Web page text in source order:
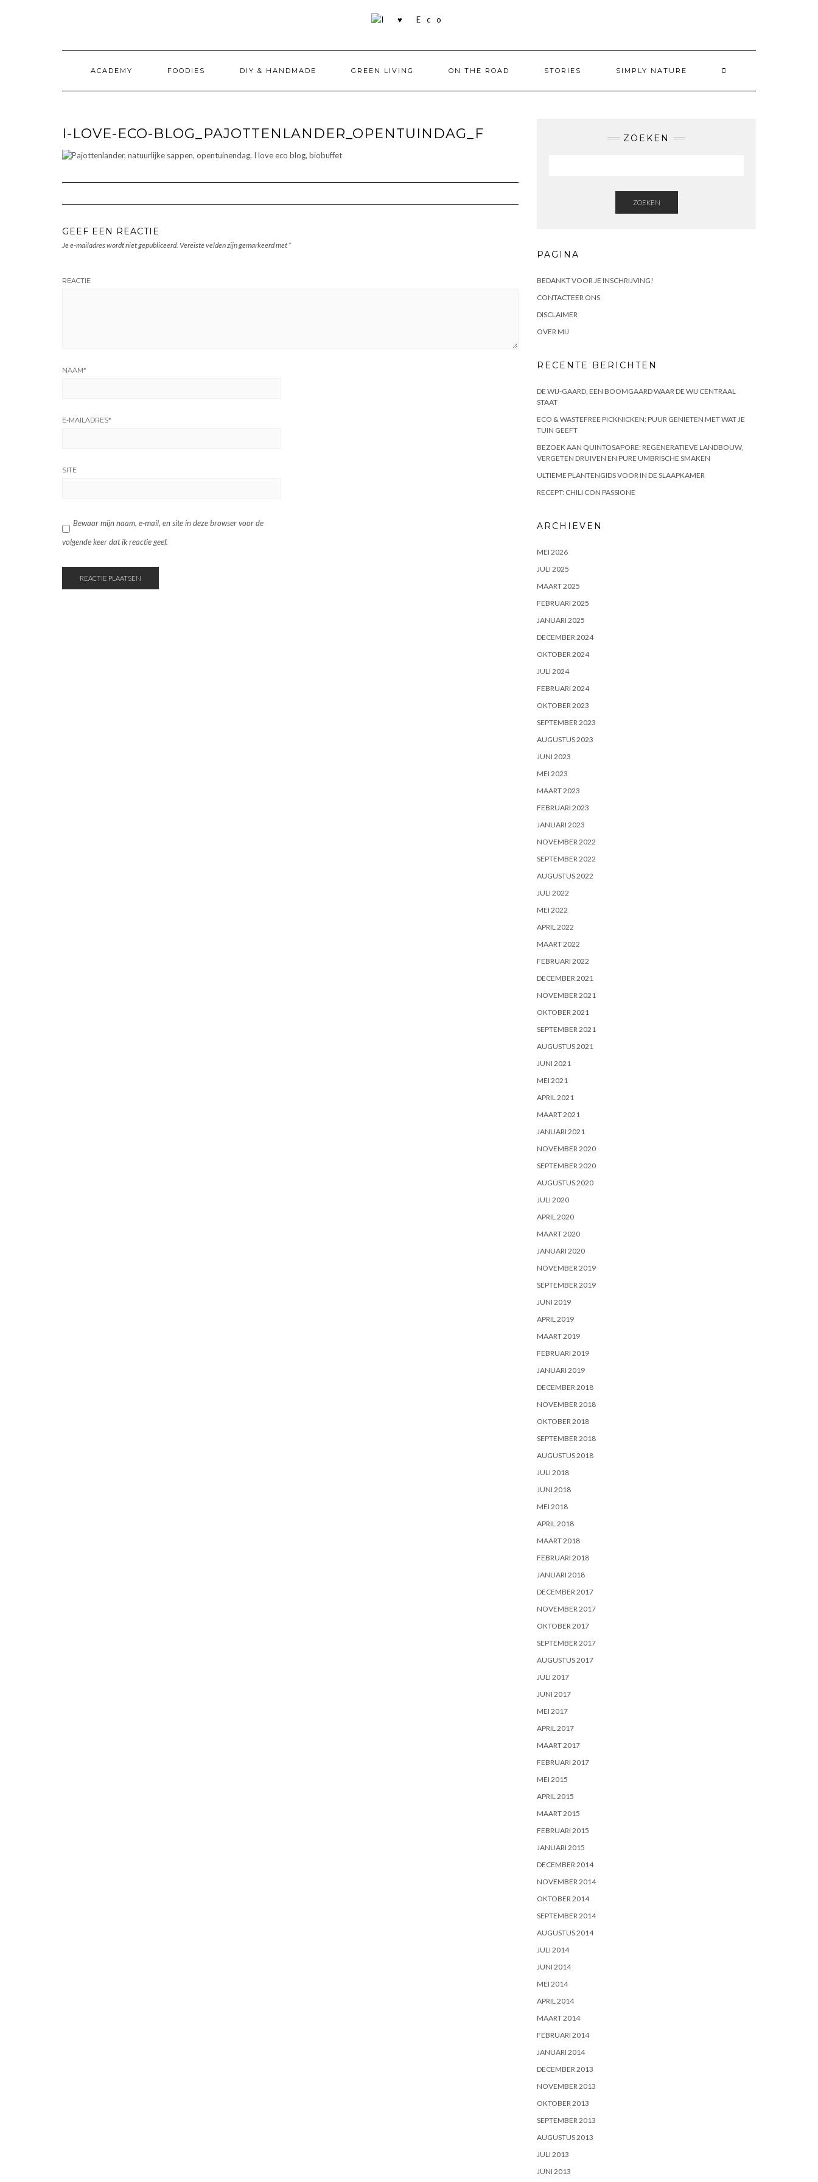
ACADEMY FOODIES DIY & HANDMADE GREEN LIVING ON THE ROAD STORIES SIMPLY NATURE
I-LOVE-ECO-BLOG_PAJOTTENLANDER_OPENTUINDAG_F
GEEF EEN REACTIE
Je e-mailadres wordt niet gepubliceerd. Vereiste velden zijn gemarkeerd met *
REACTIE
NAAM*
E-MAILADRES*
SITE
Bewaar mijn naam, e-mail, en site in deze browser voor de
volgende keer dat ik reactie geef.
ZOEKEN
ZOEKEN
PAGINA
BEDANKT VOOR JE INSCHRIJVING!
CONTACTEER ONS
DISCLAIMER
OVER MIJ
RECENTE BERICHTEN
DE WIJ-GAARD, EEN BOOMGAARD WAAR DE WIJ CENTRAAL
STAAT
ECO & WASTEFREE PICKNICKEN: PUUR GENIETEN MET WAT JE
TUIN GEEFT
BEZOEK AAN QUINTOSAPORE: REGENERATIEVE LANDBOUW,
VERGETEN DRUIVEN EN PURE UMBRISCHE SMAKEN
ULTIEME PLANTENGIDS VOOR IN DE SLAAPKAMER
RECEPT: CHILI CON PASSIONE
ARCHIEVEN
MEI 2026
JULI 2025
MAART 2025
FEBRUARI 2025
JANUARI 2025
DECEMBER 2024
OKTOBER 2024
JULI 2024
FEBRUARI 2024
OKTOBER 2023
SEPTEMBER 2023
AUGUSTUS 2023
JUNI 2023
MEI 2023
MAART 2023
FEBRUARI 2023
JANUARI 2023
NOVEMBER 2022
SEPTEMBER 2022
AUGUSTUS 2022
JULI 2022
MEI 2022
APRIL 2022
MAART 2022
FEBRUARI 2022
DECEMBER 2021
NOVEMBER 2021
OKTOBER 2021
SEPTEMBER 2021
AUGUSTUS 2021
JUNI 2021
MEI 2021
APRIL 2021
MAART 2021
JANUARI 2021
NOVEMBER 2020
SEPTEMBER 2020
AUGUSTUS 2020
JULI 2020
APRIL 2020
MAART 2020
JANUARI 2020
NOVEMBER 2019
SEPTEMBER 2019
JUNI 2019
APRIL 2019
MAART 2019
FEBRUARI 2019
JANUARI 2019
DECEMBER 2018
NOVEMBER 2018
OKTOBER 2018
SEPTEMBER 2018
AUGUSTUS 2018
JULI 2018
JUNI 2018
MEI 2018
APRIL 2018
MAART 2018
FEBRUARI 2018
JANUARI 2018
DECEMBER 2017
NOVEMBER 2017
OKTOBER 2017
SEPTEMBER 2017
AUGUSTUS 2017
JULI 2017
JUNI 2017
MEI 2017
APRIL 2017
MAART 2017
FEBRUARI 2017
MEI 2015
APRIL 2015
MAART 2015
FEBRUARI 2015
JANUARI 2015
DECEMBER 2014
NOVEMBER 2014
OKTOBER 2014
SEPTEMBER 2014
AUGUSTUS 2014
JULI 2014
JUNI 2014
MEI 2014
APRIL 2014
MAART 2014
FEBRUARI 2014
JANUARI 2014
DECEMBER 2013
NOVEMBER 2013
OKTOBER 2013
SEPTEMBER 2013
AUGUSTUS 2013
JULI 2013
JUNI 2013